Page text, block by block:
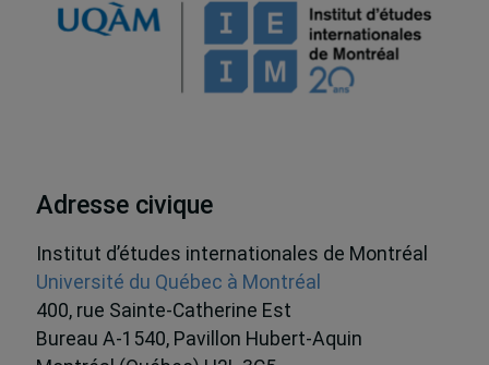
Adresse civique
Institut d’études internationales de Montréal
Université du Québec à Montréal
400, rue Sainte-Catherine Est
Bureau A-1540, Pavillon Hubert-Aquin